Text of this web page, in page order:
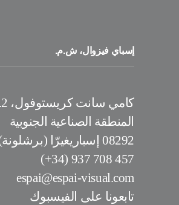
إسباي فيزوال، ش.م.
كامي سانت كريستوفول، 2. جناح H
المنطقة الصناعية الجنوبية
08292 إسباريغيرّا (برشلونة)
457 708 937 (34+)
espai@espai-visual.com
تابعونا على الفيسبوك